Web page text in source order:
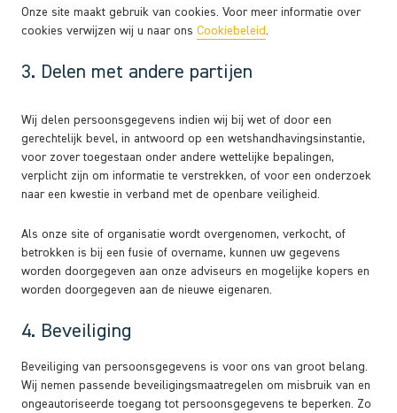
Onze site maakt gebruik van cookies. Voor meer informatie over
cookies verwijzen wij u naar ons Cookiebeleid.
3. Delen met andere partijen
Wij delen persoonsgegevens indien wij bij wet of door een
gerechtelijk bevel, in antwoord op een wetshandhavingsinstantie,
voor zover toegestaan onder andere wettelijke bepalingen,
verplicht zijn om informatie te verstrekken, of voor een onderzoek
naar een kwestie in verband met de openbare veiligheid.
Als onze site of organisatie wordt overgenomen, verkocht, of
betrokken is bij een fusie of overname, kunnen uw gegevens
worden doorgegeven aan onze adviseurs en mogelijke kopers en
worden doorgegeven aan de nieuwe eigenaren.
4. Beveiliging
Beveiliging van persoonsgegevens is voor ons van groot belang.
Wij nemen passende beveiligingsmaatregelen om misbruik van en
ongeautoriseerde toegang tot persoonsgegevens te beperken. Zo